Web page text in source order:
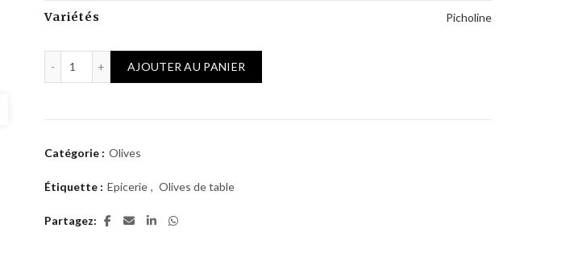
Variétés Picholine
AJOUTER AU PANIER
Catégorie : Olives
Étiquette : Epicerie , Olives de table
Partagez